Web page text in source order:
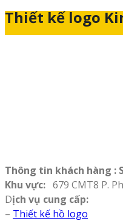
Thiết kế logo
Thông tin khách hàng :
Khu vực: 679 CMT8 P.
Dịch vụ cung cấp:
– Thiết kế hồ logo